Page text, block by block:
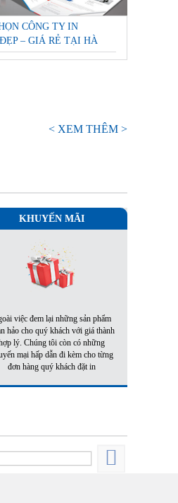
CÔNG TY IN
– GIÁ RẺ TẠI HÀ
< XEM THÊM >
KHUYẾN MÃI
việc đem lại những sản phẩm
hảo cho quý khách với giá thành
lý. Chúng tôi còn có những
mại hấp dẫn đi kèm cho từng
đơn hàng quý khách đặt in